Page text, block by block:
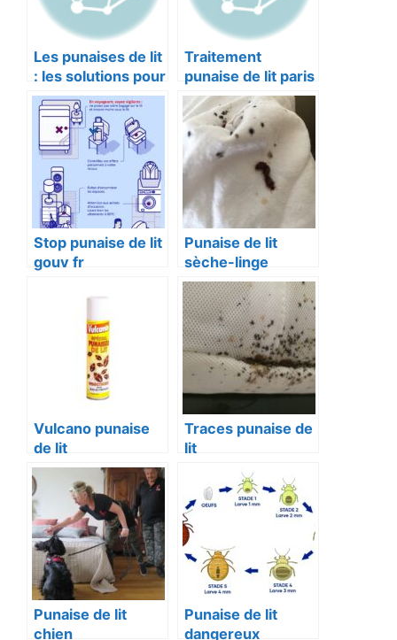
Les punaises de lit
: les solutions pour
les éradiquer
Traitement
punaise de lit paris
Stop punaise de lit
gouv fr
Punaise de lit
sèche-linge
Vulcano punaise
de lit
Traces punaise de
lit
Punaise de lit
chien
Punaise de lit
dangereux